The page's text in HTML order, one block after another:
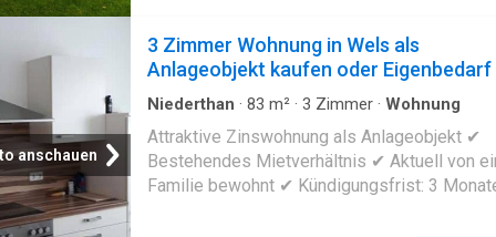
veröffentlichen. Sichern Sie sich jetzt diese
Wohnnutzfläche, verteilt auf zwei Ebenen,
Großzügigkeit, Design und Funktionalität
vereint. Eine Doppelgarage sowie zusätzliche
Nebenflächen bieten praktischen Stauraum
das Gesamtbild ab.Das Herzstück des
der beeindruckende, offen gestaltete
Großzügige Fensterfronten sorgen für ein
lichtdurchflutetes Ambiente, während der
anschauen
3 Zimmer Wohnung in Wels als
Anlageobjekt kaufen oder Eigenbedarf
Niederthan · 83 m² · 3 Zimmer · Wohnung
Attraktive Zinswohnung als Anlageobjekt ✔
Bestehendes Mietverhältnis ✔ Aktuell von
Familie bewohnt ✔ Kündigungsfrist: 3